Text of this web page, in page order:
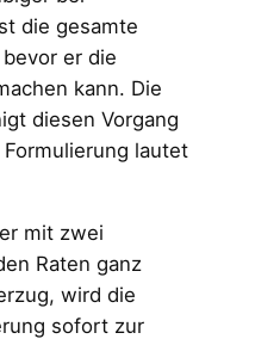
die gesamte
er die
kann. Die
diesen Vorgang
lautet
mit zwei
Raten ganz
wird die
sofort zur